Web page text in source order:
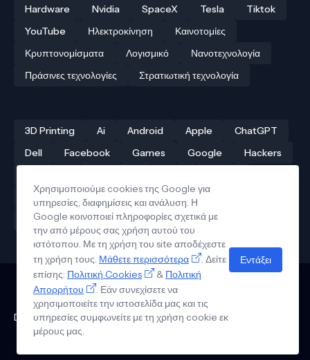
Hardware Nvidia SpaceX Tesla
Tiktok
YouTube
Ηλεκτροκίνηση
Καινοτομίες
Κρυπτονομίσματα
Λογισμικό
Νανοτεχνολογία
Πράσινες τεχνολογίες
Στρατιωτική τεχνολογία
3D Printing Ai Android Apple
ChatGPT
Dell
Facebook Games Google
Hackers
Αρχαίες τεχνολογίες
Δρόνοι
Ελληνική τεχνολογία
Ηλεκτροκίνηση
Κβαντικοί υπολογιστές
Design by - Pro Blogger Templates | Copyright © Tech News in
ΕπικοινωνίαΠολιτική ΑπορρήτουΌροι Χρήσης
Χρησιμοποιούμε cookies της Google για
υπηρεσίες, διαφημίσεις και ανάλυση. Η
Google κοινοποιεί πληροφορίες σχετικά με
την από μέρους σας χρήση αυτού του
ιστότοπου. Με τη χρήση του site αποδέχεστε
τη χρήση τους. Μάθετε περισσότερα
. Δείτε
επίσης: Πολιτική Cookies & Πολιτική
Απορρήτου
. Εάν συνεχίσετε να
χρησιμοποιείτε την ιστοσελίδα μας και τις
υπηρεσίες συμφωνείτε με τη χρήση cookie εκ
μέρους μας.
Εντάξει